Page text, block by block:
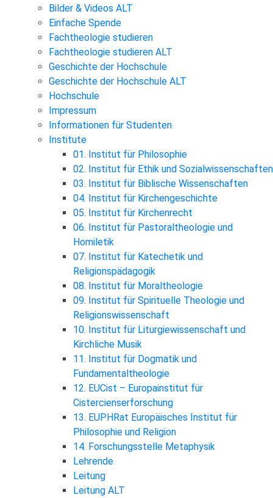
Bilder & Videos ALT
Einfache Spende
Fachtheologie studieren
Fachtheologie studieren ALT
Geschichte der Hochschule
Geschichte der Hochschule ALT
Hochschule
Impressum
Informationen für Studenten
Institute
01. Institut für Philosophie
02. Institut für Ethik und Sozialwissenschaften
03. Institut für Biblische Wissenschaften
04. Institut für Kirchengeschichte
05. Institut für Kirchenrecht
06. Institut für Pastoraltheologie und
Homiletik
07. Institut für Katechetik und
Religionspädagogik
08. Institut für Moraltheologie
09. Institut für Spirituelle Theologie und
Religionswissenschaft
10. Institut für Liturgiewissenschaft und
Kirchliche Musik
11. Institut für Dogmatik und
Fundamentaltheologie
12. EUCist – Europainstitut für
Cistercienserforschung
13. EUPHRat Europäisches Institut für
Philosophie und Religion
14. Forschungsstelle Metaphysik
Lehrende
Leitung
Leitung ALT